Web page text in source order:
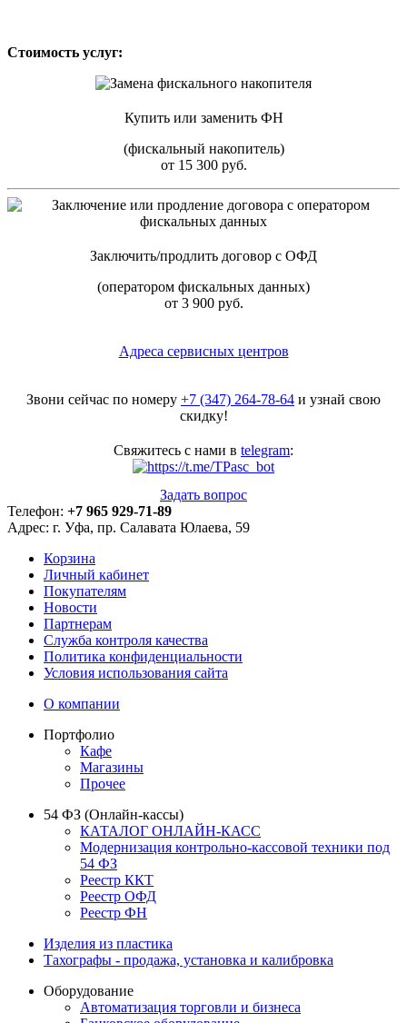
Стоимость услуг:
Купить или заменить ФН
(фискальный накопитель)
от 15 300 руб.
Заключить/продлить договор с ОФД
(оператором фискальных данных)
от 3 900 руб.
Адреса сервисных центров
Звони сейчас по номеру +7 (347) 264-78-64 и узнай свою
скидку!
Свяжитесь с нами в telegram:
Задать вопрос
Телефон: +7 965 929-71-89
Адрес: г. Уфа, пр. Салавата Юлаева, 59
Корзина
Личный кабинет
Покупателям
Новости
Партнерам
Служба контроля качества
Политика конфиденциальности
Условия использования сайта
О компании
Портфолио
Кафе
Магазины
Прочее
54 ФЗ (Онлайн-кассы)
КАТАЛОГ ОНЛАЙН-КАСС
Модернизация контрольно-кассовой техники под
54 ФЗ
Реестр ККТ
Реестр ОФД
Реестр ФН
Изделия из пластика
Тахографы - продажа, установка и калибровка
Оборудование
Автоматизация торговли и бизнеса